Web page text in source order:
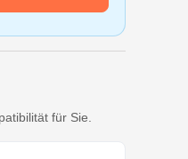
für Sie.